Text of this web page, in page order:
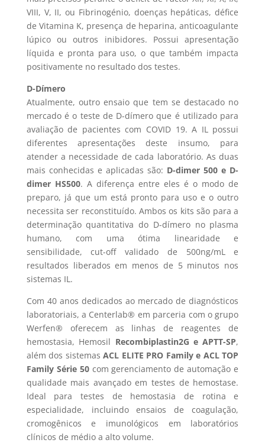
VIII, V, II, ou Fibrinogénio, doenças hepáticas, défice
de Vitamina K, presença de heparina, anticoagulante
lúpico ou outros inibidores. Possui apresentação
líquida e pronta para uso, o que também impacta
positivamente no resultado dos testes.
D-Dímero
Atualmente, outro ensaio que tem se destacado no
mercado é o teste de D-dímero que é utilizado para
avaliação de pacientes com COVID 19. A IL possui
diferentes apresentações deste insumo, para
atender a necessidade de cada laboratório. As duas
mais conhecidas e aplicadas são: D-dimer 500 e D-
dimer HS500. A diferença entre eles é o modo de
preparo, já que um está pronto para uso e o outro
necessita ser reconstituído. Ambos os kits são para a
determinação quantitativa do D-dímero no plasma
humano, com uma ótima linearidade e
sensibilidade, cut-off validado de 500ng/mL e
resultados liberados em menos de 5 minutos nos
sistemas IL.
Com 40 anos dedicados ao mercado de diagnósticos
laboratoriais, a Centerlab® em parceria com o grupo
Werfen® oferecem as linhas de reagentes de
hemostasia, Hemosil Recombiplastin2G e APTT-SP,
além dos sistemasACL ELITE PRO Family e ACLTOP
Family Série 50com gerenciamento de automação e
qualidade mais avançado em testes de hemostase.
Ideal para testes de hemostasia de rotina e
especialidade, incluindo ensaios de coagulação,
cromogênicos e imunológicos em laboratórios
clínicos de médio a alto volume.